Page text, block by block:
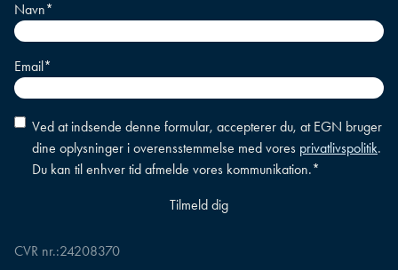
Navn*
Email *
Accepter
betingelser*
Ved at indsende denne formular, accepterer du, at EGN bruger
dine oplysninger i overensstemmelse med vores privatlivspolitik.
Du kan til enhver tid afmelde vores kommunikation.*
CVR nr.:24208370